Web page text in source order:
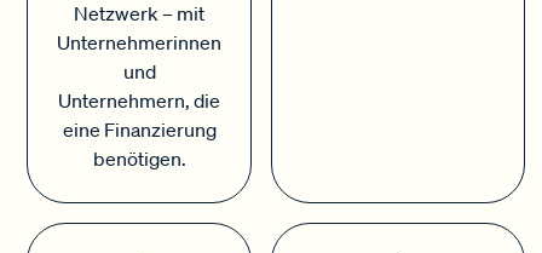
Netzwerk – mit
Unternehmerinnen
und
Unternehmern, die
eine Finanzierung
benötigen.